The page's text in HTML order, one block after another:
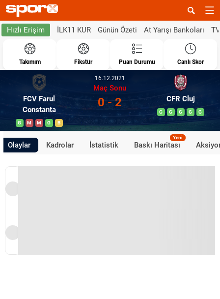
Hızlı Erişim İLK11 KUR Günün Özeti At Yarışı Bankoları
Takımım Fikstür Puan Durumu Canlı Skor
FCV Farul
Constanta
G M M G B
16.12.2021
Maç Sonu
0 - 2 CFR Cluj
G G G G G
Olaylar Kadrolar İstatistik Baskı Haritası
Yeni